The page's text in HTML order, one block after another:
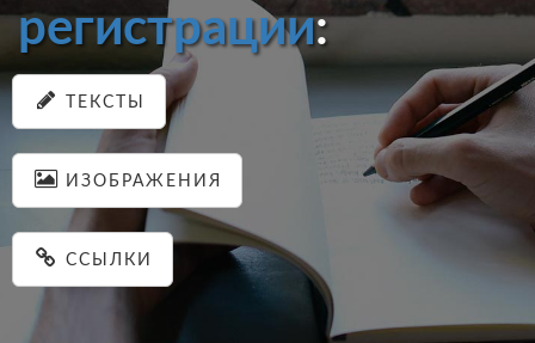
регистрации:
ТЕКСТЫ
ИЗОБРАЖЕНИЯ
ССЫЛКИ